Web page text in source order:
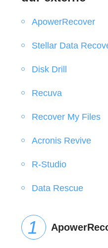
ApowerRecover
Stellar Data
Disk Drill
Recuva
Recover My Files
Acronis Revive
R-Studio
Data Rescue